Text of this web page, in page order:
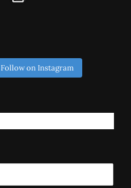
Follow on Instagram